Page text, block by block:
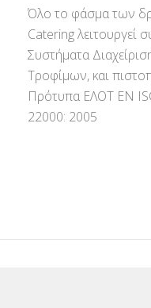
Όλο το φάσμα των
Catering λειτουργεί
Συστήματα
Τροφίμων, και
Πρότυπα ΕΛΟΤ ΕΝ
22000: 2005